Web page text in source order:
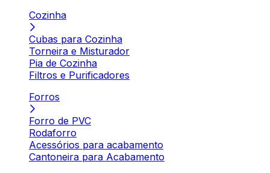
Cozinha
Cubas para Cozinha
Torneira e Misturador
Pia de Cozinha
Filtros e Purificadores
Forros
Forro de PVC
Rodaforro
Acessórios para acabamento
Cantoneira para Acabamento